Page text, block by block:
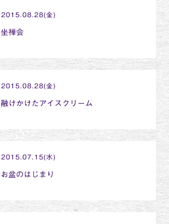
2015.08.28(金)
坐禅会
2015.08.28(金)
融けかけたアイスクリーム
2015.07.15(水)
お盆のはじまり